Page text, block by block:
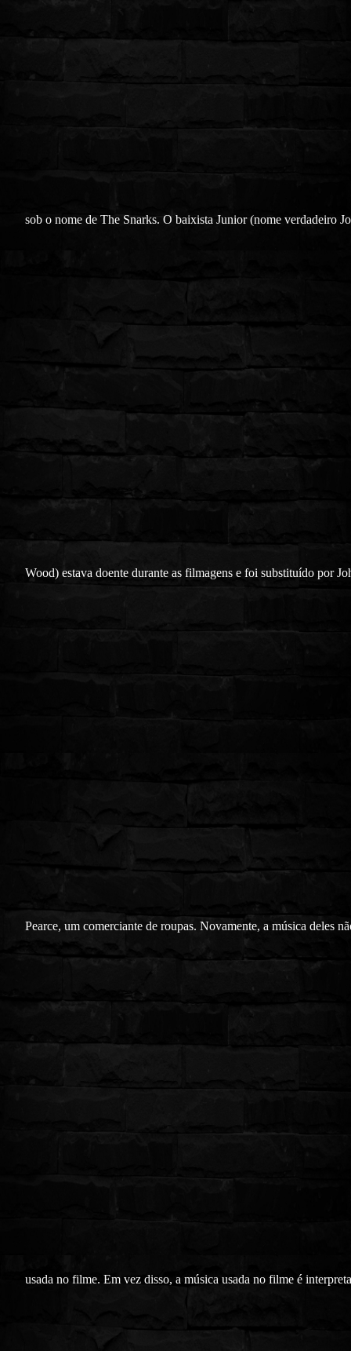
sob o nome de The Snarks. O baixista Junior (nome verdadeiro
Wood) estava doente durante as filmagens e foi substituído por
Pearce, um comerciante de roupas. Novamente, a música deles
usada no filme. Em vez disso, a música usada no filme é